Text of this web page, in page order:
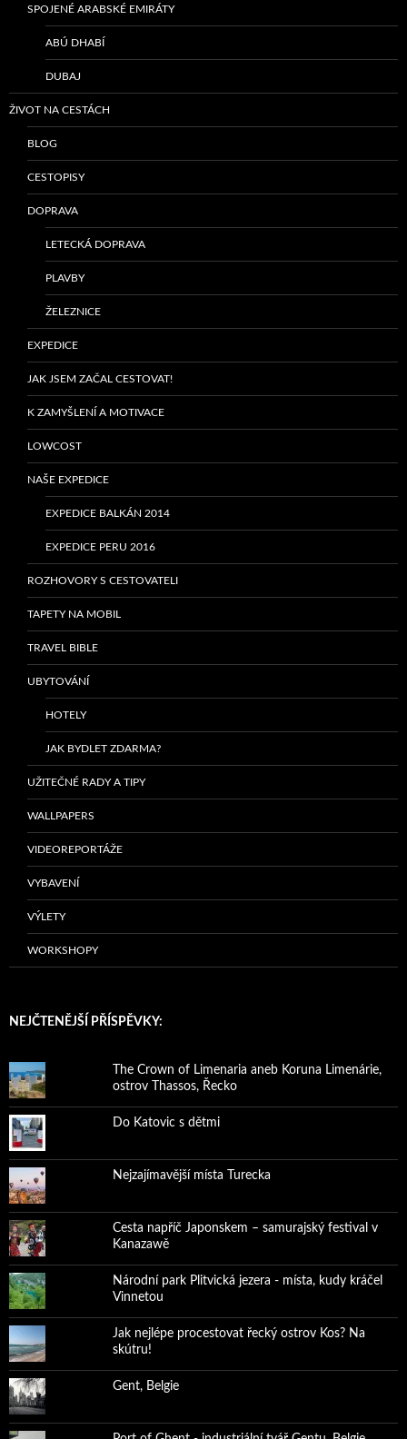
SPOJENÉ ARABSKÉ EMIRÁTY
ABÚ DHABÍ
DUBAJ
ŽIVOT NA CESTÁCH
BLOG
CESTOPISY
DOPRAVA
LETECKÁ DOPRAVA
PLAVBY
ŽELEZNICE
EXPEDICE
JAK JSEM ZAČAL CESTOVAT!
K ZAMYŠLENÍ A MOTIVACE
LOWCOST
NAŠE EXPEDICE
EXPEDICE BALKÁN 2014
EXPEDICE PERU 2016
ROZHOVORY S CESTOVATELI
TAPETY NA MOBIL
TRAVEL BIBLE
UBYTOVÁNÍ
HOTELY
JAK BYDLET ZDARMA?
UŽITEČNÉ RADY A TIPY
WALLPAPERS
VIDEOREPORTÁŽE
VYBAVENÍ
VÝLETY
WORKSHOPY
NEJČTENĚJŠÍ PŘÍSPĚVKY:
The Crown of Limenaria aneb Koruna Limenárie,
ostrov Thassos, Řecko
Do Katovic s dětmi
Nejzajímavější místa Turecka
Cesta napříč Japonskem – samurajský festival v
Kanazawě
Národní park Plitvická jezera - místa, kudy kráčel
Vinnetou
Jak nejlépe procestovat řecký ostrov Kos? Na
skútru!
Gent, Belgie